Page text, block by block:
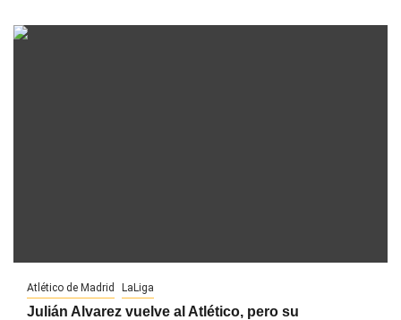
Atlético de Madrid LaLiga
Julián Alvarez vuelve al Atlético, pero su